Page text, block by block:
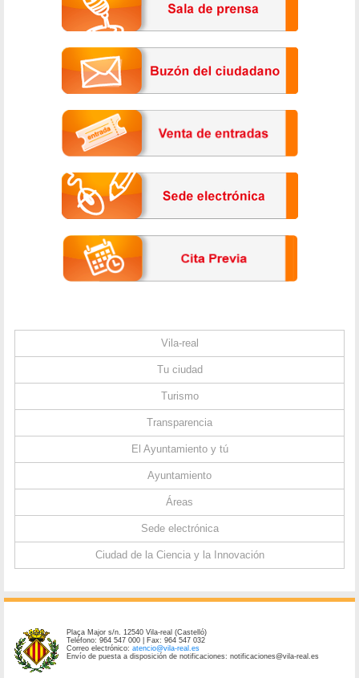
Vila-real
Tu ciudad
Turismo
Transparencia
El Ayuntamiento y tú
Ayuntamiento
Áreas
Sede electrónica
Ciudad de la Ciencia y la Innovación
Plaça Major s/n. 12540 Vila-real (Castelló)
Teléfono: 964 547 000 | Fax: 964 547 032
Correo electrónico:atencio@vila-real.es
Envío de puesta a disposición de notificaciones: notificaciones@vila-real.es